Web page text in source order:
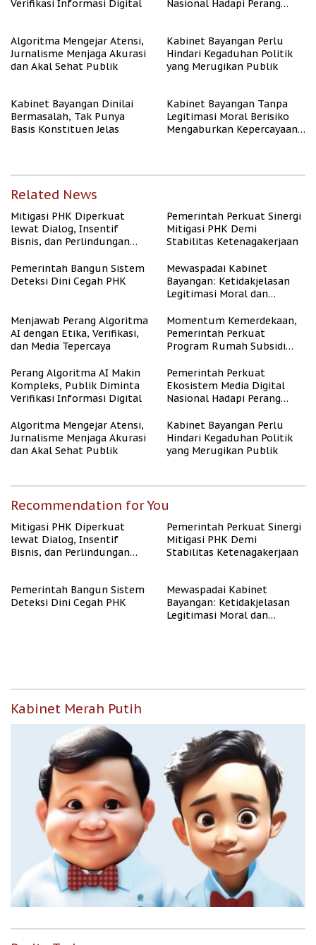
Verifikasi Informasi Digital
Nasional Hadapi Perang
Algoritma Mengejar Atensi,
Jurnalisme Menjaga Akurasi
dan Akal Sehat Publik
Kabinet Bayangan Perlu
Hindari Kegaduhan Politik
yang Merugikan Publik
Kabinet Bayangan Dinilai
Bermasalah, Tak Punya
Basis Konstituen Jelas
Kabinet Bayangan Tanpa
Legitimasi Moral Berisiko
Mengaburkan Kepercayaan
Related News
Mitigasi PHK Diperkuat
lewat Dialog, Insentif
Bisnis, dan Perlindungan
Pemerintah Perkuat Sinergi
Mitigasi PHK Demi
Stabilitas Ketenagakerjaan
Pemerintah Bangun Sistem
Deteksi Dini Cegah PHK
Mewaspadai Kabinet
Bayangan: Ketidakjelasan
Legitimasi Moral dan
Menjawab Perang Algoritma
AI dengan Etika, Verifikasi,
dan Media Tepercaya
Momentum Kemerdekaan,
Pemerintah Perkuat
Program Rumah Subsidi
Berpenghasilan Rendah
Perang Algoritma AI Makin
Kompleks, Publik Diminta
Verifikasi Informasi Digital
Pemerintah Perkuat
Ekosistem Media Digital
Nasional Hadapi Perang
Algoritma Mengejar Atensi,
Jurnalisme Menjaga Akurasi
dan Akal Sehat Publik
Kabinet Bayangan Perlu
Hindari Kegaduhan Politik
yang Merugikan Publik
Recommendation for You
Mitigasi PHK Diperkuat
lewat Dialog, Insentif
Bisnis, dan Perlindungan
Pemerintah Perkuat Sinergi
Mitigasi PHK Demi
Stabilitas Ketenagakerjaan
Pemerintah Bangun Sistem
Deteksi Dini Cegah PHK
Mewaspadai Kabinet
Bayangan: Ketidakjelasan
Legitimasi Moral dan
Kabinet Merah Putih